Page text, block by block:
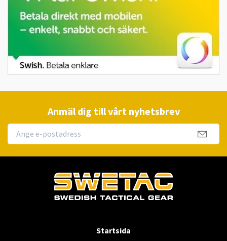
Anmäl dig till vårt nyhetsbrev
Startsida